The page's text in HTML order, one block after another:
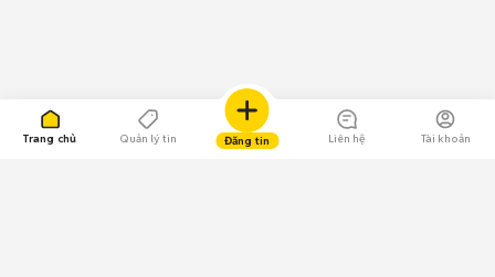
Trang chủ Quản lý tin Đăng tin Liên hệ Tài khoản